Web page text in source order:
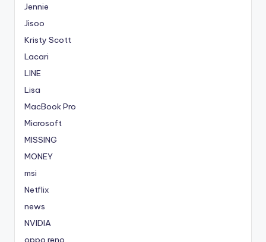
Jennie
Jisoo
Kristy Scott
Lacari
LINE
Lisa
MacBook Pro
Microsoft
MISSING
MONEY
msi
Netflix
news
NVIDIA
oppo reno